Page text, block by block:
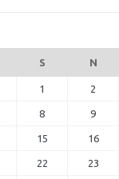
S N
1 2
8 9
15 16
22 23